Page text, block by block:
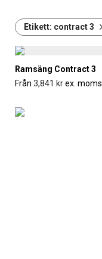
Etikett: contract 3
Ramsäng Contract 3
Från 3,841 krex. moms